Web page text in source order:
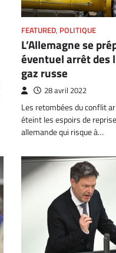
FEATURED, POLITIQUE
L’Allemagne se
éventuel arrêt des
gaz russe
28 avril 2022
Les retombées du conflit
éteint les espoirs de
allemande qui risque à…